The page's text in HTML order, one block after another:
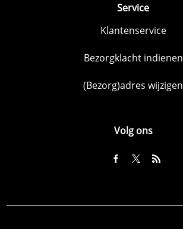
Service
Klantenservice
Bezorgklacht indienen
(Bezorg)adres wijzigen
Volg ons